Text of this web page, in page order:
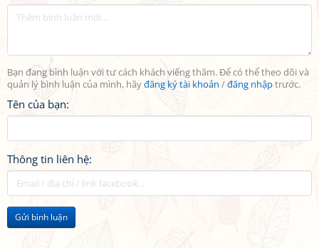
Bạn đang bình luận với tư cách khách viếng thăm. Để có thể theo dõi và
quản lý bình luận của mình, hãyđăng ký tài khoản /đăng nhậptrước.
Tên của bạn:
Thông tin liên hệ:
Gửi bình luận